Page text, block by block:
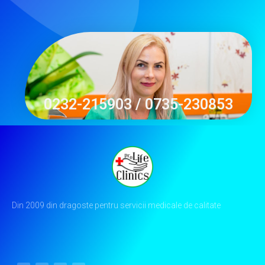
0232-215903 / 0735-230853
Din 2009 din dragoste pentru servicii medicale de calitate